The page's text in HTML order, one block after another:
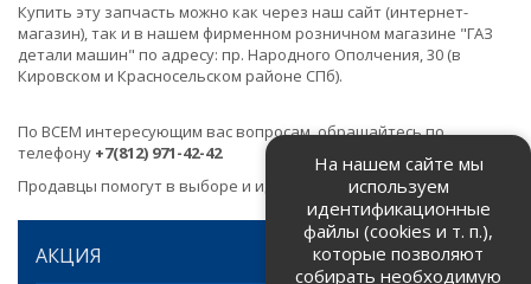
Купить эту запчасть можно как через наш сайт (интернет-
магазин), так и в нашем фирменном розничном магазине "ГАЗ
детали машин" по адресу: пр. Народного Ополчения, 30 (в
Кировском и Красносельском районе СПб).
По ВСЕМ интересующим вас вопросам, обращайтесь по
телефону +7(812) 971-42-42
Продавцы помогут в выборе и идентификации товара.
АКЦИЯ
На нашем сайте мы
используем
идентификационные
файлы (cookies и т. п.),
которые позволяют
собирать необходимую